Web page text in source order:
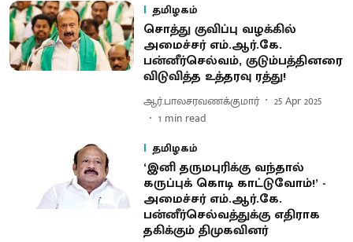
தமிழகம்
சொத்து குவிப்பு வழக்கில்
அமைச்சர் எம்.ஆர்.கே.
பன்னீர்செல்வம், குடும்பத்தினரை
விடுவித்த உத்தரவு ரத்து!
ஆர்.பாலசரவணக்குமார்
25 Apr 2025
1 min read
தமிழகம்
‘இனி தருமபுரிக்கு வந்தால்
கருப்புக் கொடி காட்டுவோம்!’ -
அமைச்சர் எம்.ஆர்.கே.
பன்னீர்செல்வத்துக்கு எதிராக
தகிக்கும் திமுகவினர்